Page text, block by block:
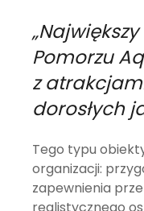
Pomorzu
z
dorosłych
Tego typu
organizacji:
zapewnienia
realistycznego